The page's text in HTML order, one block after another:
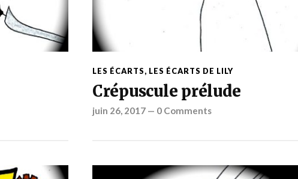
LES ÉCARTS, LES ÉCARTS DE LILY
Crépuscule prélude
juin 26, 2017— 0 Comments